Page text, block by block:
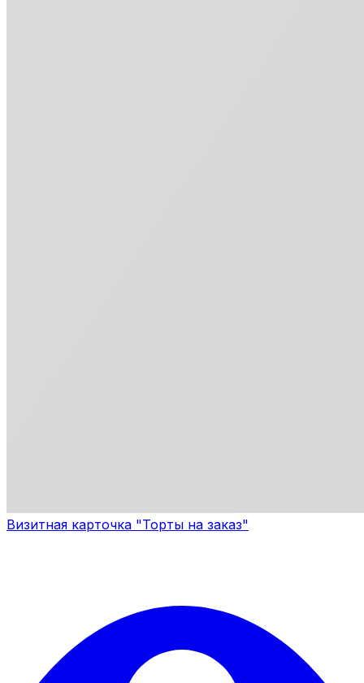
Визитная карточка "Торты на заказ"